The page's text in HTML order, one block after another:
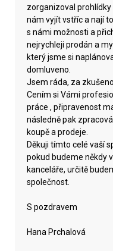
zorganizoval
nám vyjít vstříc a nají
s námi možnosti a
nejrychleji prodán a
který jsme si
domluveno.
Jsem ráda, za
Cením si Vámi
práce , připravenost
následně pak
koupě a prodeje.
Děkuji tímto celé vaší
pokud budeme někdy
kanceláře, určitě
společnost.
S pozdravem
Hana Prchalová